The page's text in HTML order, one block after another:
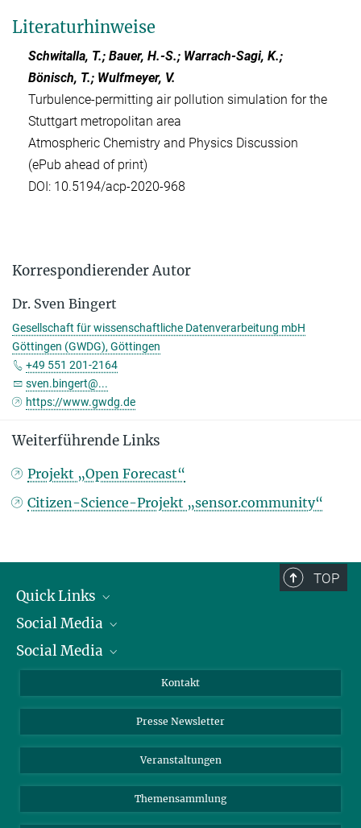
Literaturhinweise
Schwitalla, T.; Bauer, H.-S.; Warrach-Sagi, K.;
Bönisch, T.; Wulfmeyer, V.
Turbulence-permitting air pollution simulation for the
Stuttgart metropolitan area
Atmospheric Chemistry and Physics Discussion
(ePub ahead of print)
DOI: 10.5194/acp-2020-968
Korrespondierender Autor
Dr. Sven Bingert
Gesellschaft für wissenschaftliche Datenverarbeitung mbH
Göttingen (GWDG), Göttingen
+49 551 201-2164
sven.bingert@...
https://www.gwdg.de
Weiterführende Links
Projekt „Open Forecast“
Citizen-Science-Projekt „sensor.community“
TOP
Quick Links
Präsident
Zahlen und Fakten
Meldestelle Fehlverhalten
Social Media
Bluesky
TikTok
Social Media
Instagram
YouTube
Kontakt
Presse Newsletter
Veranstaltungen
Themensammlung